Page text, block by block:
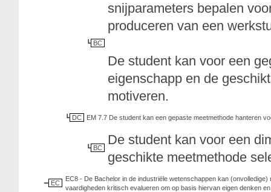
BC
snijparameters bepalen
produceren van een
De student kan voor een
eigenschapp en de
motiveren.
DC EM 7.7 De student kan een gepaste meetmethode hanteren
BC
De student kan voor een
geschikte meetmethode
EC
EC8 - De Bachelor in de industriële wetenschappen kan
vaardigheden kritisch evalueren om op basis hiervan eigen denken